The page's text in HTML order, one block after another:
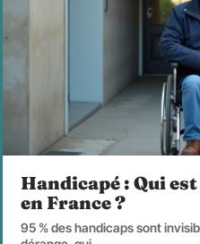
Handicapé : Qui
en France ?
95 % des handicaps sont